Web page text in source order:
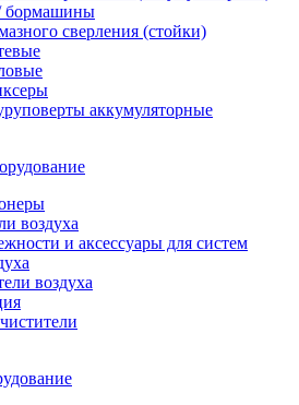
бормашины
сверления (стойки)
аккумуляторные
воздуха
и аксессуары для систем
воздуха